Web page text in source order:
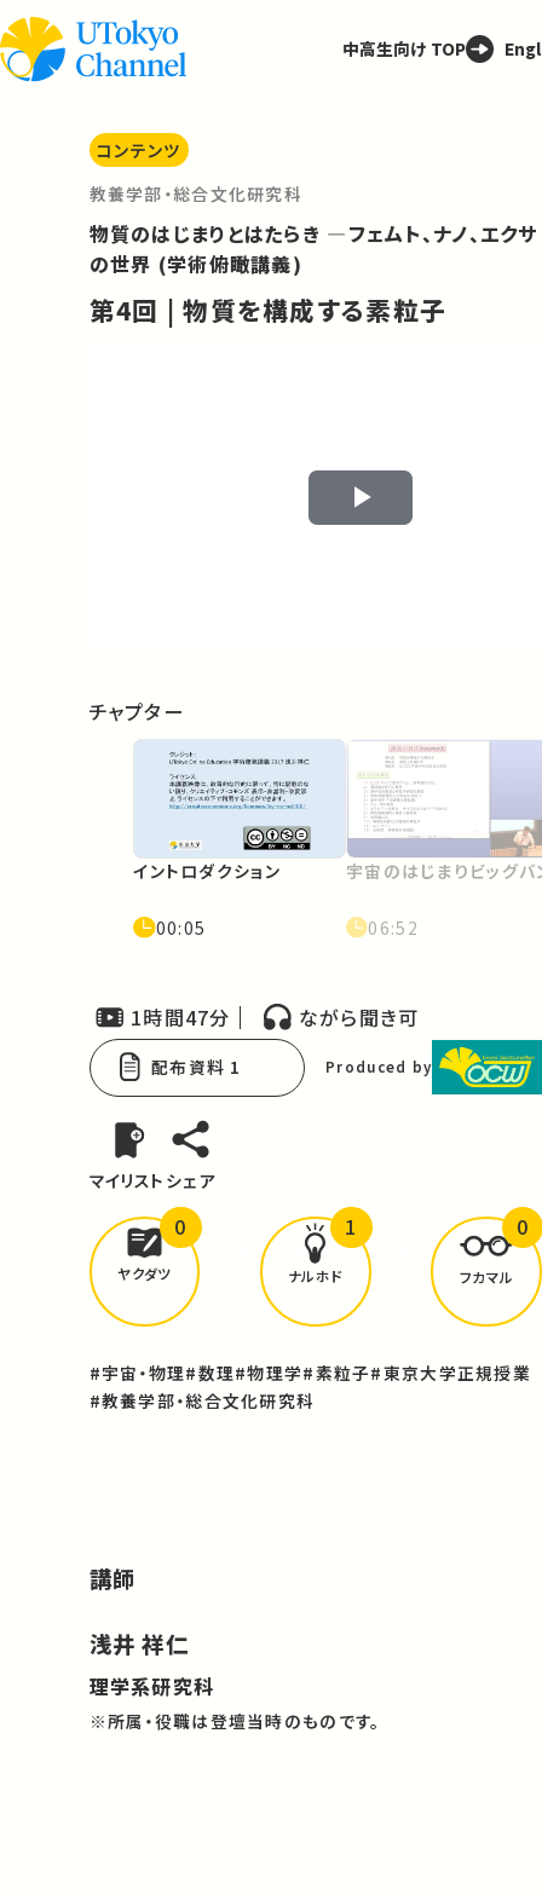
中高生向け TOP
コンテンツ
教養学部・総合文化研究科
物質のはじまりとはたらき ―フェムト、ナノ、エクサ
の世界 (学術俯瞰講義)
第4回 | 物質を構成する素粒子
Play
チャプター
イントロダクション
00:05
宇宙のはじまりビッグバ
06:52
1時間47分 ながら聞き可
配布資料 1 Produced by
マイリスト シェア
どんな学びがありましたか？
ヤクダツ
0
ナルホド
1
フカマル
0
#宇宙・物理#数理#物理学#素粒子#東京大学正規授業
#教養学部・総合文化研究科
講師
浅井 祥仁
理学系研究科
※所属・役職は登壇当時のものです。